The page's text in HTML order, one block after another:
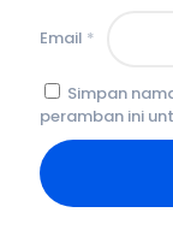
Email *
Simpan
peramban ini